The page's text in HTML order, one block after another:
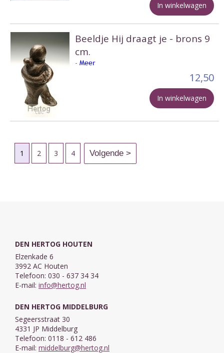
In winkelwagen
Beeldje Hij draagt je - brons 9
cm.
- Meer
12,50
In winkelwagen
1 2 3 4
DEN HERTOG HOUTEN
Elzenkade 6
3992 AC Houten
Telefoon: 030 - 637 34 34
E-mail: info@hertog.nl
DEN HERTOG MIDDELBURG
Segeersstraat 30
4331 JP Middelburg
Telefoon: 0118 - 612 486
E-mail: middelburg@hertog.nl